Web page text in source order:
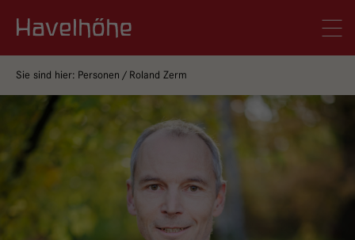
Sie sind hier: Personen Roland Zerm